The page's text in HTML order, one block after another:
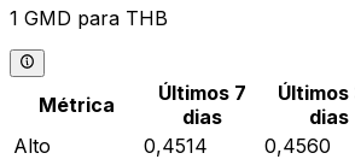
1 GMD para THB
Métrica
Últimos 7
dias
Últimos
dias
Alto
0,4514 0,4560